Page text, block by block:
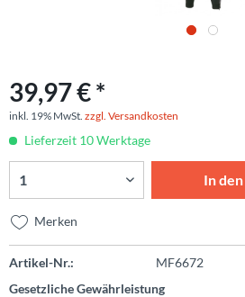
39,97 € *
inkl. 19% MwSt. zzgl. Versandkosten
Lieferzeit 10 Werktage
In den
Merken
Artikel-Nr.:
MF6672
Gesetzliche Gewährleistung